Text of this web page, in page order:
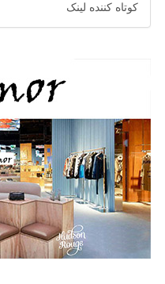
کوتاه کننده لینک